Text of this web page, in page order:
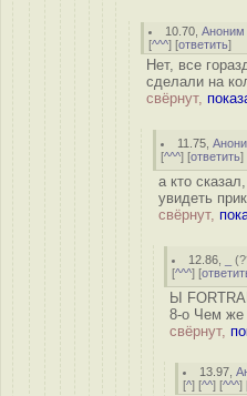
10.70 ,Аноним
[^^^] [ответить]
Нет, все
сделали на
свёрнут,
11.75 ,
[^^^] [ответить]
а кто
увидеть
свёрнут,
12.86 (
[^^^] [
Ы
8-о Чем же
свёрнут,
13.97 ,
[^] [^^] [^^^]